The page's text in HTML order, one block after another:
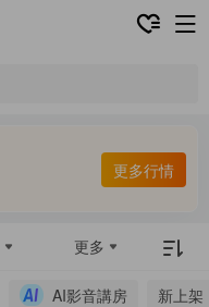
更多行情
更多
AI影音講房 新上架